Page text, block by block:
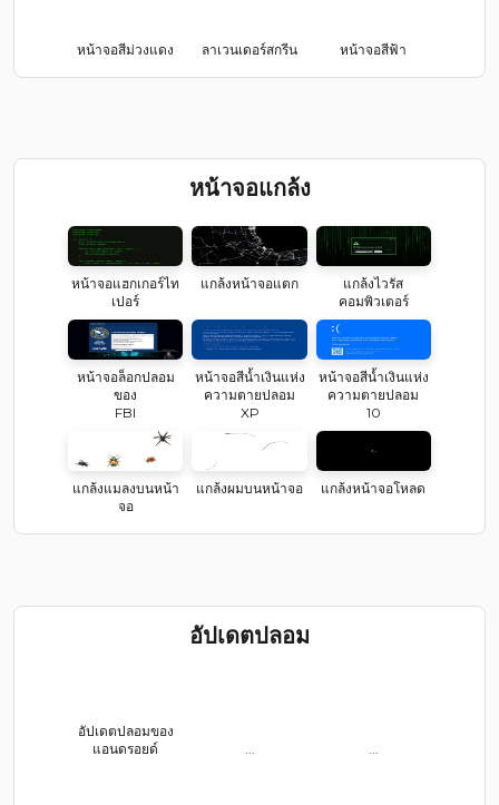
หน้าจอสีม่วงแดง ลาเวนเดอร์สกรีน หน้าจอสีฟ้า
หน้าจอแกล้ง
หน้าจอแฮกเกอร์ไท
เปอร์
แกล้งหน้าจอแตก
แกล้งไวรัส
คอมพิวเตอร์
หน้าจอล็อกปลอม
ของ
FBI
หน้าจอสีน้ำเงินแห่ง
ความตายปลอม
XP
หน้าจอสีน้ำเงินแห่ง
ความตายปลอม
10
แกล้งแมลงบนหน้า
จอ
แกล้งผมบนหน้าจอ แกล้งหน้าจอโหลด
อัปเดตปลอม
อัปเดตปลอมของ
แอนดรอยด์
... ...